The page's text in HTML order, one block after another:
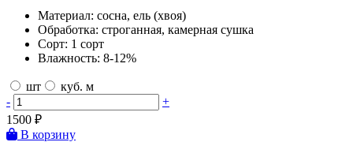
Материал: сосна, ель (хвоя)
Обработка: строганная, камерная сушка
Сорт: 1 сорт
Влажность: 8-12%
шт
куб. м
-
+
1500 ₽
В корзину